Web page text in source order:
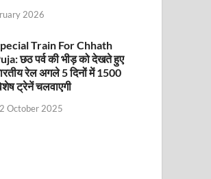
2026
Train For Chhath
छठ पर्व की भीड़ को देखते हुए
रेल अगले 5 दिनों में 1500
ट्रेनें चलवाएगी
October 2025